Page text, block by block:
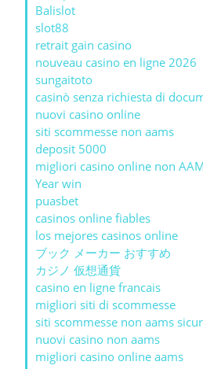
Balislot
slot88
retrait gain casino
nouveau casino en ligne 2026
sungaitoto
casinò senza richiesta di
nuovi casino online
siti scommesse non aams
deposit 5000
migliori casino online non
Year win
puasbet
casinos online fiables
los mejores casinos online
ブック メーカー おすすめ
カジノ 仮想通貨
casino en ligne francais
migliori siti di scommesse
siti scommesse non aams
nuovi casino non aams
migliori casino online aams